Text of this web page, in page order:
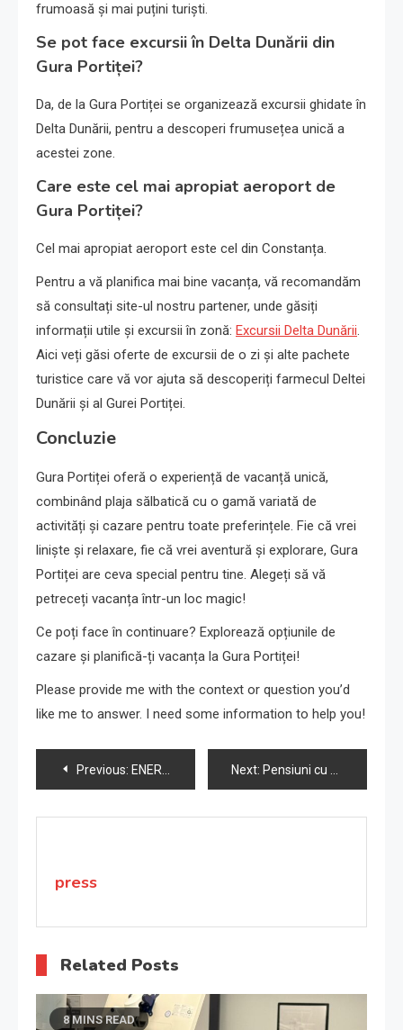
frumoasă și mai puțini turiști.
Se pot face excursii în Delta Dunării din
Gura Portiței?
Da, de la Gura Portiței se organizează excursii ghidate în
Delta Dunării, pentru a descoperi frumusețea unică a
acestei zone.
Care este cel mai apropiat aeroport de
Gura Portiței?
Cel mai apropiat aeroport este cel din Constanța.
Pentru a vă planifica mai bine vacanța, vă recomandăm
să consultați site-ul nostru partener, unde găsiți
informații utile și excursii în zonă: Excursii Delta Dunării.
Aici veți găsi oferte de excursii de o zi și alte pachete
turistice care vă vor ajuta să descoperiți farmecul Deltei
Dunării și al Gurei Portiței.
Concluzie
Gura Portiței oferă o experiență de vacanță unică,
combinând plaja sălbatică cu o gamă variată de
activități și cazare pentru toate preferințele. Fie că vrei
liniște și relaxare, fie că vrei aventură și explorare, Gura
Portiței are ceva special pentru tine. Alegeți să vă
petreceți vacanța într-un loc magic!
Ce poți face în continuare? Explorează opțiunile de
cazare și planifică-ți vacanța la Gura Portiței!
Please provide me with the context or question you’d
like me to answer. I need some information to help you!
Navigare
în
Previous: ENERGY EXPO® 2025: nZEB SHOW powered by Casa Magazin Next: Pensiuni cu activități pescărești în Delta Dunării
press
Related Posts
8 MINS READ